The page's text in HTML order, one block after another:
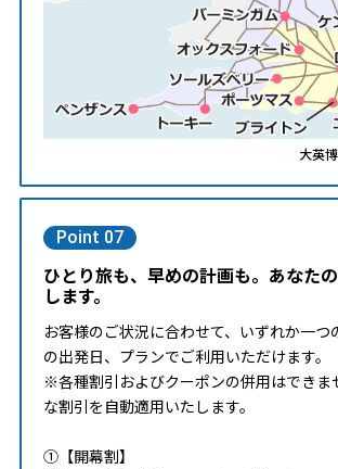
大英
Point 07
ひとり旅も、早めの計画も。あなた
します。
お客様のご状況に合わせて、いずれか一つ
の出発日、プランでご利用いただけます。
※各種割引およびクーポンの併用はできま
な割引を自動適用いたします。
①【開幕割】